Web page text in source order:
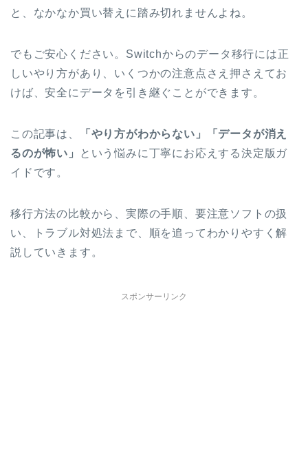
と、なかなか買い替えに踏み切れませんよね。
でもご安心ください。Switchからのデータ移行には正
しいやり方があり、いくつかの注意点さえ押さえてお
けば、安全にデータを引き継ぐことができます。
この記事は、
「やり方がわからない」「データが消え
るのが怖い」
という悩みに丁寧にお応えする決定版ガ
イドです。
移行方法の比較から、実際の手順、要注意ソフトの扱
い、トラブル対処法まで、順を追ってわかりやすく解
説していきます。
スポンサーリンク